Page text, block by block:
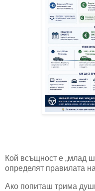
Кой всъщност е „млад
определят правилата
Ако попиташ трима